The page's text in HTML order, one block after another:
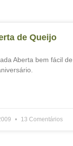
de Queijo
Aberta bem fácil
13 Comentários